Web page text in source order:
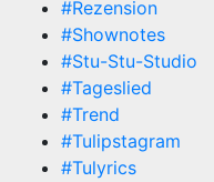
#Rezension
#Shownotes
#Stu-Stu-Studio
#Tageslied
#Trend
#Tulipstagram
#Tulyrics